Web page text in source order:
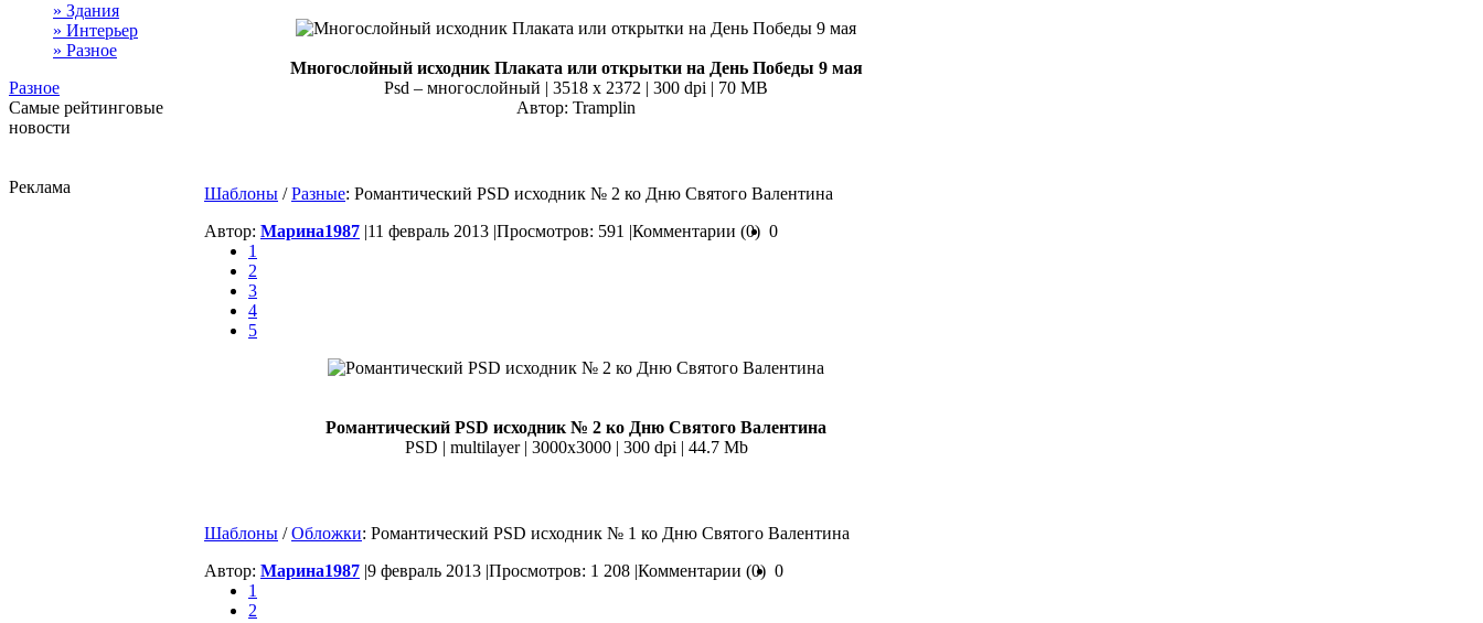
» Здания
» Интерьер
» Разное
Разное
Самые рейтинговые
новости
Реклама
Многослойный исходник Плаката или открытки на День Победы 9 мая
Psd – многослойный | 3518 x 2372 | 300 dpi | 70 MB
Автор: Tramplin
Шаблоны /Разные: Романтический PSD исходник № 2 ко Дню Святого Валентина
Автор: Марина1987 |11 февраль 2013 |Просмотров: 591 |Комментарии (0) 0
1
2
3
4
5
Романтический PSD исходник № 2 ко Дню Святого Валентина
PSD | multilayer | 3000x3000 | 300 dpi | 44.7 Mb
Шаблоны /Обложки: Романтический PSD исходник № 1 ко Дню Святого Валентина
Автор: Марина1987 |9 февраль 2013 |Просмотров: 1 208 |Комментарии (0) 0
1
2